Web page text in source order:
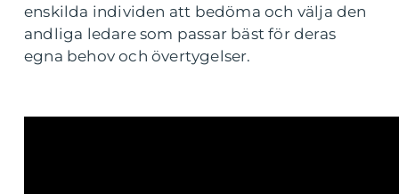
enskilda individen att bedöma och välja den
andliga ledare som passar bäst för deras
egna behov och övertygelser.